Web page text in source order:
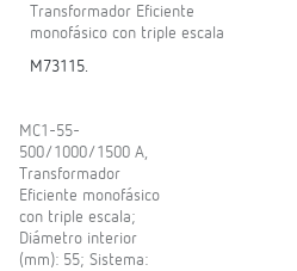
Transformador Eficiente
monofásico con triple escala
M73115.
MC1-55-
500/1000/1500 A,
Transformador
Eficiente monofásico
con triple escala;
Diámetro interior
(mm): 55; Sistema: